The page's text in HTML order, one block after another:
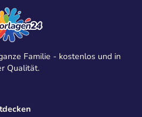
Familie - kostenlos und in
Qualität.